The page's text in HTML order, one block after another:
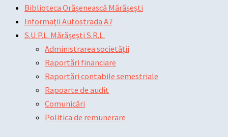
Biblioteca Orășenească Mărășești
Informații Autostrada A7
S.U.P.L. Mărășești S.R.L.
Administrarea societății
Raportări financiare
Raportări contabile semestriale
Rapoarte de audit
Comunicări
Politica de remunerare